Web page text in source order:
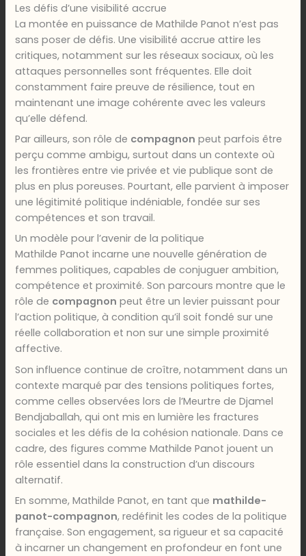
Les défis d’une visibilité accrue
La montée en puissance de Mathilde Panot n’est pas
sans poser de défis. Une visibilité accrue attire les
critiques, notamment sur les réseaux sociaux, où les
attaques personnelles sont fréquentes. Elle doit
constamment faire preuve de résilience, tout en
maintenant une image cohérente avec les valeurs
qu’elle défend.
Par ailleurs, son rôle de compagnon peut parfois être
perçu comme ambigu, surtout dans un contexte où
les frontières entre vie privée et vie publique sont de
plus en plus poreuses. Pourtant, elle parvient à imposer
une légitimité politique indéniable, fondée sur ses
compétences et son travail.
Un modèle pour l’avenir de la politique
Mathilde Panot incarne une nouvelle génération de
femmes politiques, capables de conjuguer ambition,
compétence et proximité. Son parcours montre que le
rôle de compagnon peut être un levier puissant pour
l’action politique, à condition qu’il soit fondé sur une
réelle collaboration et non sur une simple proximité
affective.
Son influence continue de croître, notamment dans un
contexte marqué par des tensions politiques fortes,
comme celles observées lors de l’Meurtre de Djamel
Bendjaballah, qui ont mis en lumière les fractures
sociales et les défis de la cohésion nationale. Dans ce
cadre, des figures comme Mathilde Panot jouent un
rôle essentiel dans la construction d’un discours
alternatif.
En somme, Mathilde Panot, en tant que mathilde-
panot-compagnon, redéfinit les codes de la politique
française. Son engagement, sa rigueur et sa capacité
à incarner un changement en profondeur en font une